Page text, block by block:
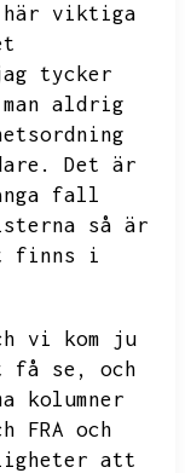
här viktiga
tycker
aldrig
Det är
fall
så är
finns i
vi kom ju
få se,
och
kolumner
FRA och
att